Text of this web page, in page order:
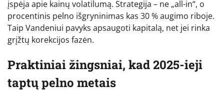
įspėja apie kainų volatilumą. Strategija – ne „all-in“, o
procentinis pelno išgryninimas kas 30 % augimo riboje.
Taip Vandeniui pavyks apsaugoti kapitalą, net jei rinka
grįžtų korekcijos fazėn.
Praktiniai žingsniai, kad 2025-ieji
taptų pelno metais